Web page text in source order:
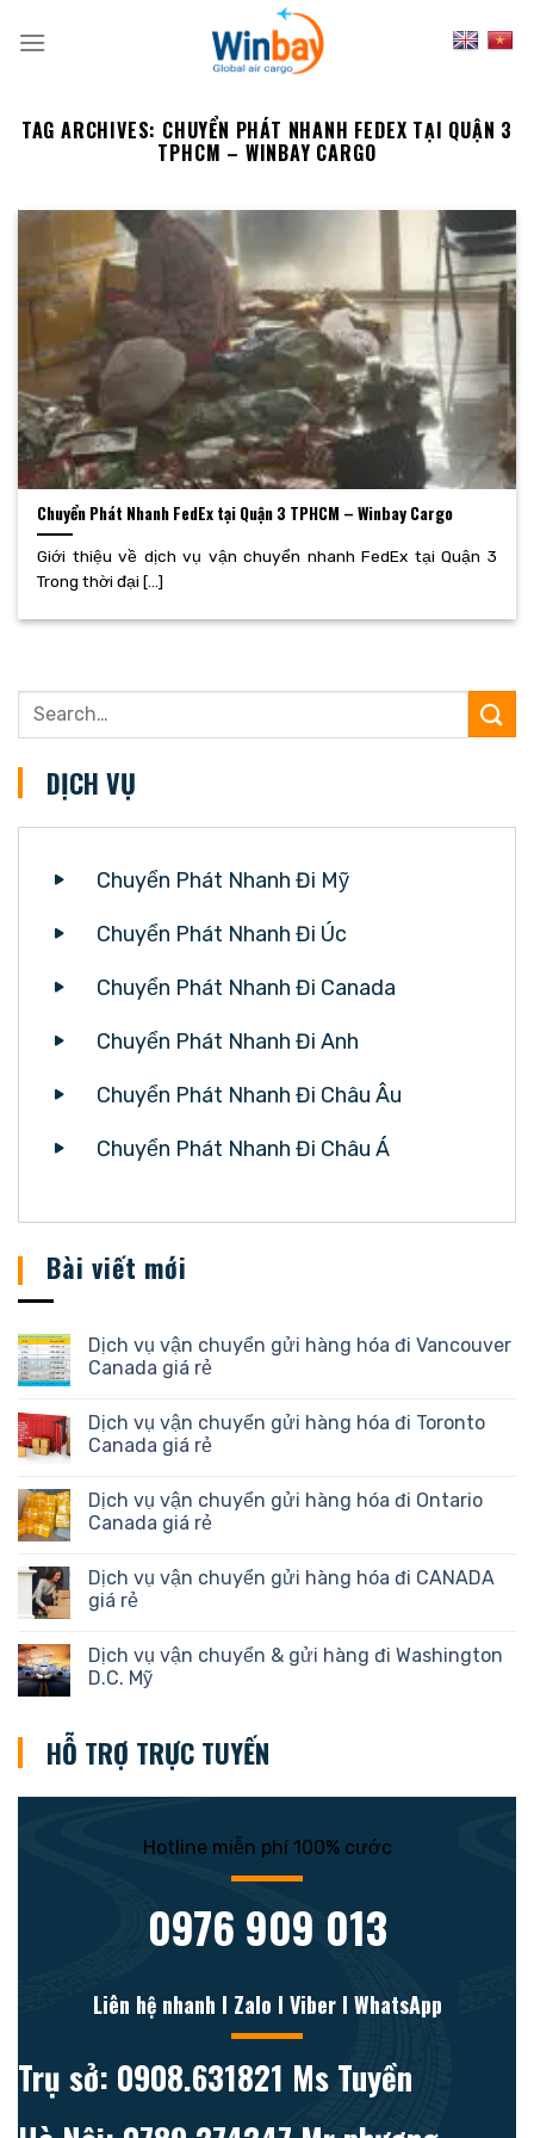
TAG ARCHIVES: CHUYỂN PHÁT NHANH FEDEX TẠI QUẬN 3
TPHCM – WINBAY CARGO
Chuyển Phát Nhanh FedEx tại Quận 3 TPHCM – Winbay Cargo
Giới thiệu về dịch vụ vận chuyển nhanh FedEx tại Quận 3
Trong thời đại [...]
DỊCH VỤ
Chuyển Phát Nhanh Đi Mỹ
Chuyển Phát Nhanh Đi Úc
Chuyển Phát Nhanh Đi Canada
Chuyển Phát Nhanh Đi Anh
Chuyển Phát Nhanh Đi Châu Âu
Chuyển Phát Nhanh Đi Châu Á
Bài viết mới
Dịch vụ vận chuyển gửi hàng hóa đi Vancouver
Canada giá rẻ
Dịch vụ vận chuyển gửi hàng hóa đi Toronto
Canada giá rẻ
Dịch vụ vận chuyển gửi hàng hóa đi Ontario
Canada giá rẻ
Dịch vụ vận chuyển gửi hàng hóa đi CANADA
giá rẻ
Dịch vụ vận chuyển & gửi hàng đi Washington
D.C. Mỹ
HỖ TRỢ TRỰC TUYẾN
Hotline miễn phí 100% cước
0976 909 013
Liên hệ nhanh l Zalo l Viber l WhatsApp
Trụ sở: 0908.631821 Ms Tuyền